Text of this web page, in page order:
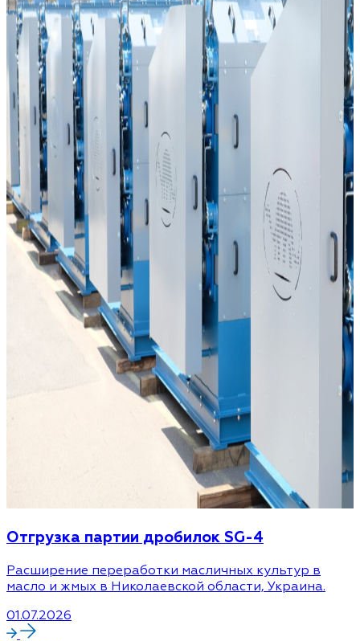
Отгрузка партии дробилок SG-4
Расширение переработки масличных культур в
масло и жмых в Николаевской области, Украина.
01.07.2026